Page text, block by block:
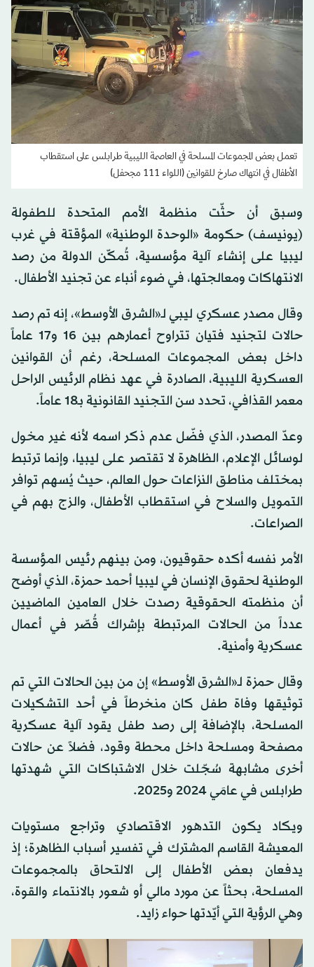
تعمل بعض المجموعات المسلحة في العاصمة الليبية طرابلس على استقطاب
الأطفال في انتهاك صارخ للقوانين (اللواء 111 مجحفل)
وسبق أن حثّت منظمة الأمم المتحدة للطفولة
(يونيسف) حكومة «الوحدة الوطنية» المؤقتة في غرب
ليبيا على إنشاء آلية مؤسسية، تُمكّن الدولة من رصد
الانتهاكات ومعالجتها، في ضوء أنباء عن تجنيد الأطفال.
وقال مصدر عسكري ليبي لـ«الشرق الأوسط»، إنه تم رصد
حالات لتجنيد فتيان تتراوح أعمارهم بين 16 و17 عاماً
داخل بعض المجموعات المسلحة، رغم أن القوانين
العسكرية الليبية، الصادرة في عهد نظام الرئيس الراحل
معمر القذافي، تحدد سن التجنيد القانونية بـ18 عاماً.
وعدّ المصدر، الذي فضّل عدم ذكر اسمه لأنه غير مخول
لوسائل الإعلام، الظاهرة لا تقتصر على ليبيا، وإنما ترتبط
بمختلف مناطق النزاعات حول العالم، حيث يُسهم توافر
التمويل والسلاح في استقطاب الأطفال، والزج بهم في
الصراعات.
الأمر نفسه أكده حقوقيون، ومن بينهم رئيس المؤسسة
الوطنية لحقوق الإنسان في ليبيا أحمد حمزة، الذي أوضح
أن منظمته الحقوقية رصدت خلال العامين الماضيين
عدداً من الحالات المرتبطة بإشراك قُصّر في أعمال
عسكرية وأمنية.
وقال حمزة لـ«الشرق الأوسط» إن من بين الحالات التي تم
توثيقها وفاة طفل كان منخرطاً في أحد التشكيلات
المسلحة، بالإضافة إلى رصد طفل يقود آلية عسكرية
مصفحة ومسلحة داخل محطة وقود، فضلاً عن حالات
أخرى مشابهة سُجّلت خلال الاشتباكات التي شهدتها
طرابلس في عامَي 2024 و2025.
ويكاد يكون التدهور الاقتصادي وتراجع مستويات
المعيشة القاسم المشترك في تفسير أسباب الظاهرة؛ إذ
يدفعان بعض الأطفال إلى الالتحاق بالمجموعات
المسلحة، بحثاً عن مورد مالي أو شعور بالانتماء والقوة،
وهي الرؤية التي أيّدتها حواء زايد.